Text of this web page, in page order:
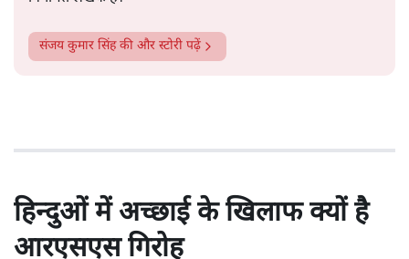
संजय कुमार सिंहकी और स्टोरी पढ़ें
हिन्दुओं में अच्छाई के खिलाफ क्यों है
आरएसएस गिरोह